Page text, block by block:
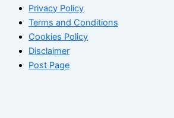
Privacy Policy
Terms and Conditions
Cookies Policy
Disclaimer
Post Page